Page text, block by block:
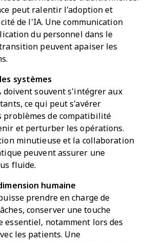
peut ralentir l'adoption et
de l'IA. Une communication
du personnel dans le
peuvent apaiser les
systèmes
doivent souvent s'intégrer aux
ce qui peut s'avérer
problèmes de compatibilité
et perturber les opérations.
minutieuse et la collaboration
peuvent assurer une
fluide.
humaine
prendre en charge de
conserver une touche
essentiel, notamment lors des
les patients. Une